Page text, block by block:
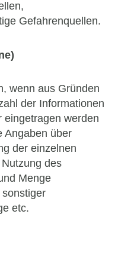
Gefahrenquellen.
wenn aus Gründen
der Informationen
eingetragen werden
Angaben über
der einzelnen
des
Menge
etc.